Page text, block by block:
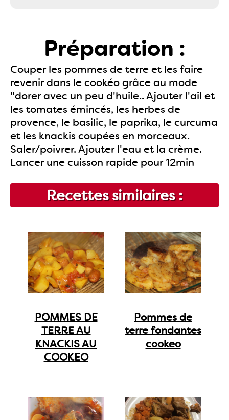
Préparation :
Couper les pommes de terre et les faire
revenir dans le cookéo grâce au mode
"dorer avec un peu d'huile.. Ajouter l'ail et
les tomates émincés, les herbes de
provence, le basilic, le paprika, le curcuma
et les knackis coupées en morceaux.
Saler/poivrer. Ajouter l'eau et la crème.
Lancer une cuisson rapide pour 12min
Recettes similaires :
POMMES DE
TERRE AU
KNACKIS AU
COOKEO
Pommes de
terre fondantes
cookeo